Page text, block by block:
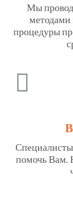
Мы
методами
процедуры
помочь Вам.